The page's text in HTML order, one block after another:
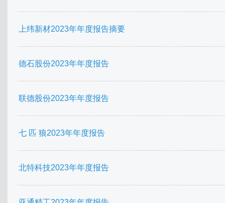
上纬新材2023年年度报告摘要
德石股份2023年年度报告
联德股份2023年年度报告
七 匹 狼2023年年度报告
北特科技2023年年度报告